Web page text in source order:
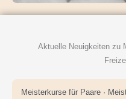
Aktuelle Neuigkeiten zu
Meisterkurse für Paare ·